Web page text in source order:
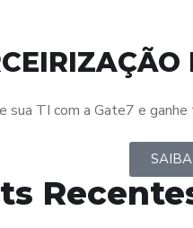
sua TI com a Gate7 e